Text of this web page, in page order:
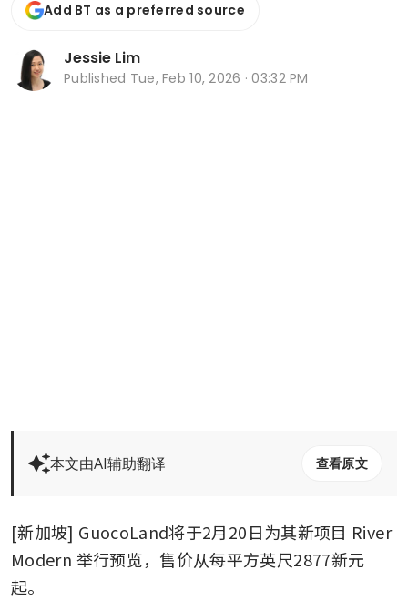
Add BT as a preferred source
Jessie Lim
Published Tue, Feb 10, 2026 · 03:32 PM
本文由AI辅助翻译 查看原文
[新加坡] GuocoLand将于2月20日为其新项目 River
Modern 举行预览，售价从每平方英尺2877新元
起。